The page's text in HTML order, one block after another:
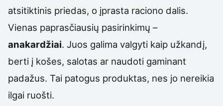
atsitiktinis priedas, o įprasta raciono dalis.
Vienas paprasčiausių pasirinkimų –
anakardžiai. Juos galima valgyti kaip užkandį,
berti į košes, salotas ar naudoti gaminant
padažus. Tai patogus produktas, nes jo nereikia
ilgai ruošti.